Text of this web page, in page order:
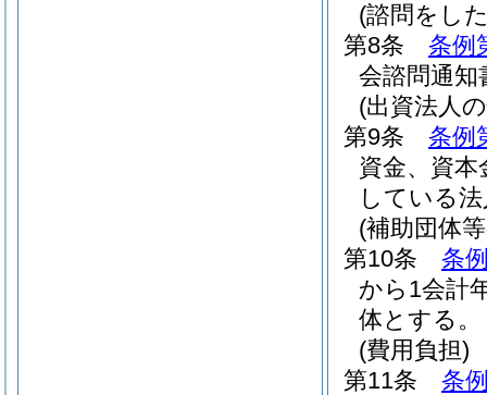
(諮問をし
第8条
条例
会諮問通知
(出資法人
第9条
条例
資金、資
している
(補助団体
第10条
条
から1会計
体とする。
(費用負担)
第11条
条